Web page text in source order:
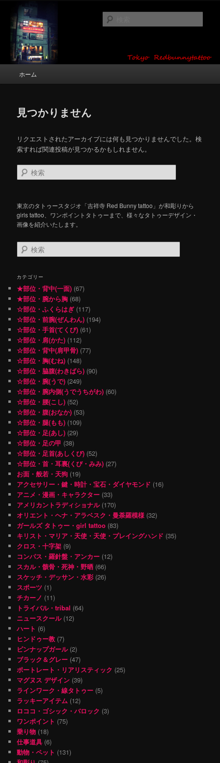
ン
ツ
東京 タトゥースタジオ 吉祥寺 Red
Bunny Tattoo タトゥーデザイン・タ
トゥー画像
タトゥーデザイン・画像の紹介（和彫り・ワンポイント・girl tattoo）
ホーム
見つかりません
リクエストされたアーカイブには何も見つかりませんでした。検
索すれば関連投稿が見つかるかもしれません。
検
索
東京のタトゥースタジオ「吉祥寺 Red Bunny tattoo」が和彫りから
girls tattoo、ワンポイントタトゥーまで、様々なタトゥーデザイン・
画像を紹介いたします。
検
索
カテゴリー
★部位・背中(一面) (67)
★部位・腕から胸 (68)
☆部位・ふくらはぎ (117)
☆部位・前腕(ぜんわん) (194)
☆部位・手首(てくび) (61)
☆部位・肩(かた) (112)
☆部位・背中(肩甲骨) (77)
☆部位・胸(むね) (148)
☆部位・脇腹(わきばら) (90)
☆部位・腕(うで) (249)
☆部位・腕内側(うでうちがわ) (60)
☆部位・腰(こし) (52)
☆部位・腹(おなか) (53)
☆部位・腿(もも) (109)
☆部位・足(あし) (29)
☆部位・足の甲 (38)
☆部位・足首(あしくび) (52)
☆部位・首・耳裏(くび・みみ) (27)
お面・般若・天狗 (19)
アクセサリー・鍵・時計・宝石・ダイヤモンド (16)
アニメ・漫画・キャラクター (33)
アメリカントラディショナル(170)
オリエント・ヘナ・アラベスク・曼荼羅模様 (32)
ガールズ タトゥー・girl tattoo (83)
キリスト・マリア・天使・天使・プレイングハンド (35)
クロス・十字架 (9)
コンパス・羅針盤・アンカー (12)
スカル・骸骨・死神・野晒 (66)
スケッチ・デッサン・水彩 (26)
スポーツ (1)
チカーノ (11)
トライバル・tribal (64)
ニュースクール(12)
ハート (6)
ヒンドゥー教 (7)
ピンナップガール(2)
ブラック＆グレー (47)
ポートレート・リアリスティック (25)
マグヌス デザイン (39)
ラインワーク・線タトゥー (5)
ラッキーアイテム (12)
ロココ・ゴシック・バロック (3)
ワンポイント (75)
乗り物 (18)
仕事道具 (6)
動物・ペット (131)